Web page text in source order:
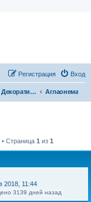
Вход
Регистрация
Декоративнолиственные растения Аглаонема
Страница 1 из 1
2018, 11:44
3139 дней назад